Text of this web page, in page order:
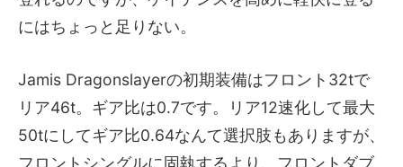
にはちょっと足りない。
Jamis Dragonslayerの初期装備はフロント32tで
リア46t。ギア比は0.7です。リア12速化して最大
50tにしてギア比0.64なんて選択肢もありますが、
フロントシングルに固執するより、フロントダブ